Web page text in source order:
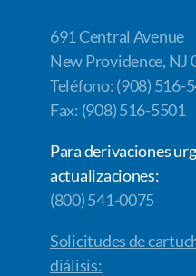
691 Central Avenue
New Providence, NJ
Teléfono: (908) 516-
Fax: (908) 516-5501
Para derivaciones
actualizaciones:
(800) 541-0075
Solicitudes de
diálisis: